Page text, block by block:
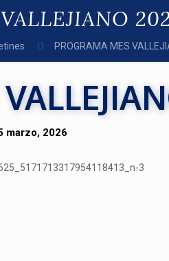
PROGRAMA MES
marzo, 2026